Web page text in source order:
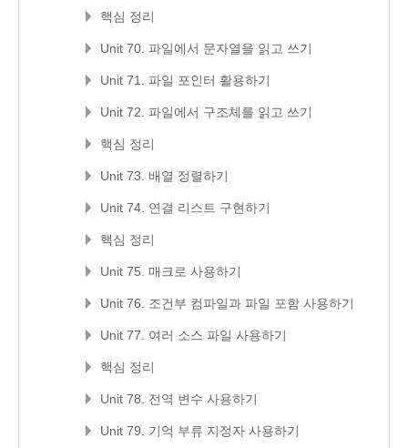
핵심 정리
Unit 70. 파일에서 문자열을 읽고 쓰기
Unit 71. 파일 포인터 활용하기
Unit 72. 파일에서 구조체를 읽고 쓰기
핵심 정리
Unit 73. 배열 정렬하기
Unit 74. 연결 리스트 구현하기
핵심 정리
Unit 75. 매크로 사용하기
Unit 76. 조건부 컴파일과 파일 포함 사용하기
Unit 77. 여러 소스 파일 사용하기
핵심 정리
Unit 78. 전역 변수 사용하기
Unit 79. 기억 부류 지정자 사용하기